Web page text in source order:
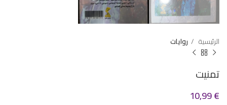
الرئيسية روايات
تمنيت
10,99€